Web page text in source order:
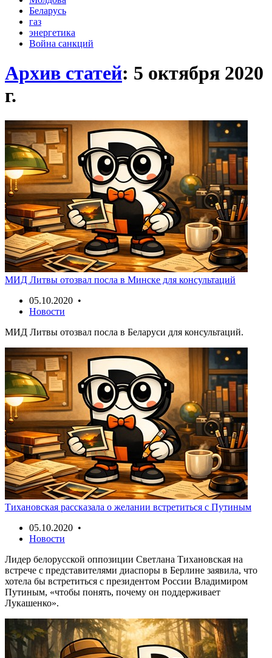
Беларусь
газ
энергетика
Война санкций
Архив статей: 5 октября 2020
г.
МИД Литвы отозвал посла в Минске для консультаций
05.10.2020 •
Новости
МИД Литвы отозвал посла в Беларуси для консультаций.
Тихановская рассказала о желании встретиться с Путиным
05.10.2020 •
Новости
Лидер белорусской оппозиции Светлана Тихановская на
встрече с представителями диаспоры в Берлине заявила, что
хотела бы встретиться с президентом России Владимиром
Путиным, «чтобы понять, почему он поддерживает
Лукашенко».